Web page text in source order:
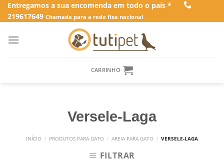
SkipEntregamos a sua encomenda em todo o país *
219617649 Chamada para a rede fixa nacional
CARRINHO
Versele-Laga
INÍCIO / PRODUTOS PARA GATO / AREIA PARA GATO / VERSELE-LAGA
FILTRAR